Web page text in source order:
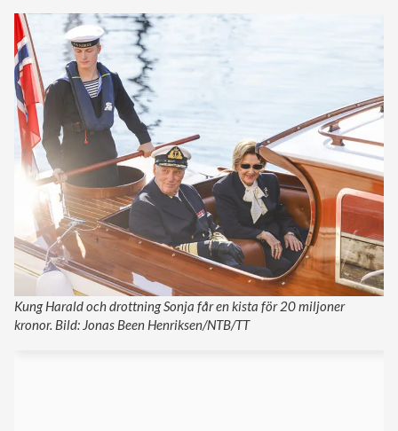
Kung Harald och drottning Sonja får en kista för 20 miljoner
kronor. Bild: Jonas Been Henriksen/NTB/TT